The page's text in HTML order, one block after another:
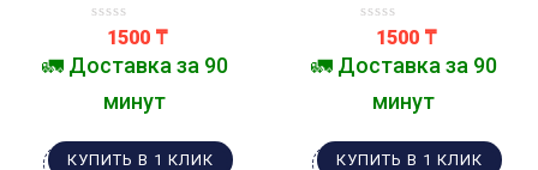
КОШЕЧКА .
1500 ₸
🚛 Доставка за 90
минут
КУПИТЬ В 1 КЛИК
ЗАМОК .
1500 ₸
🚛 Доставка за 90
минут
КУПИТЬ В 1 КЛИК